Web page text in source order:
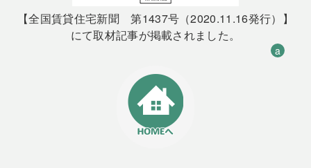
【全国賃貸住宅新聞 第1437号（2020.11.16発行）】
にて取材記事が掲載されました。
a